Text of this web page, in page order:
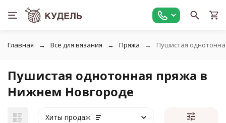
Главная Все для вязания Пряжа Пушистая
Пушистая однотонная пряжа в
Нижнем Новгороде
Хиты продаж